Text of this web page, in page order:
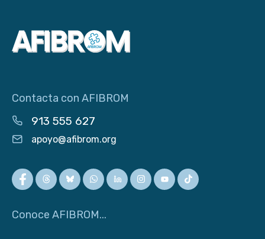
Contacta con AFIBROM
913 555 627
apoyo@afibrom.org
Conoce AFIBROM...